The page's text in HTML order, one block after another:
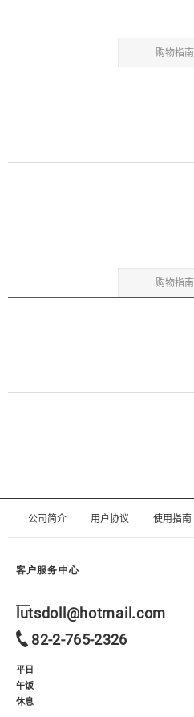
购物指南
购物指南
公司简介 用户协议 使用指南
客户服务中心
lutsdoll@hotmail.com
82-2-765-2326
平日
午饭
休息